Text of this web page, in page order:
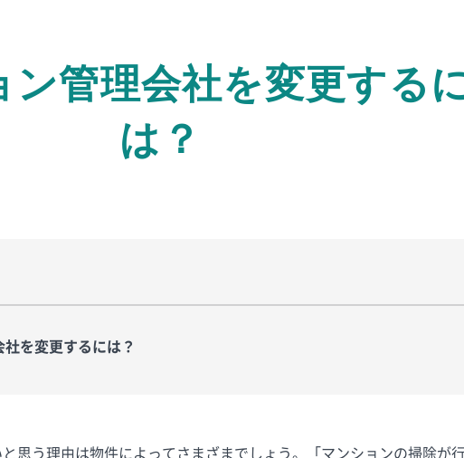
ン管理会社を変更する
は？
を変更するには？
思う理由は物件によってさまざまでしょう。「マンションの掃除が